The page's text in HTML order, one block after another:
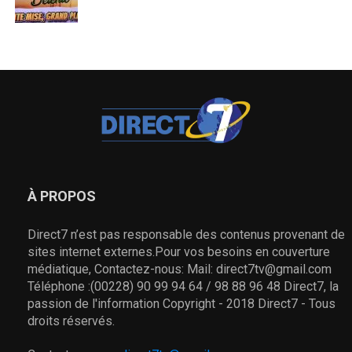
À PROPOS
Direct7 n’est pas responsable des contenus provenant de
sites internet externes.Pour vos besoins en couverture
médiatique, Contactez-nous: Mail: direct7tv@gmail.com
Téléphone :(00228) 90 99 94 64 / 98 88 96 48 Direct7, la
passion de l'information Copyright - 2018 Direct7 - Tous
droits réservés.